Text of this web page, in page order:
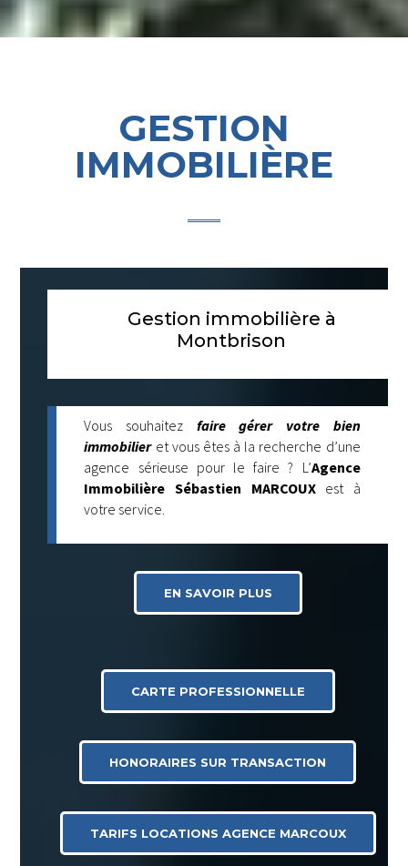
GESTION
IMMOBILIÈRE
Gestion immobilière à
Montbrison
Vous souhaitez faire gérer votre bien
immobilieret vous êtes à la recherche d’une
agence sérieuse pour le faire ? L’Agence
Immobilière Sébastien MARCOUXest à
votre service.
EN SAVOIR PLUS
CARTE PROFESSIONNELLE
HONORAIRES SUR TRANSACTION
TARIFS LOCATIONS AGENCE MARCOUX